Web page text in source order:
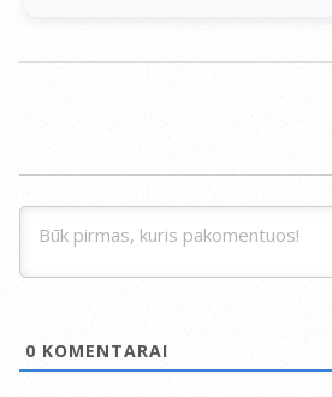
0 KOMENTARAI